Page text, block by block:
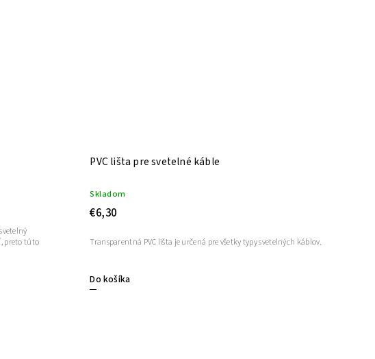
preto túto
PVC lišta pre svetelné káble
Skladom
€6,30
Do košíka
Transparentná PVC lišta je určená pre všetky typy svetelných káblov.